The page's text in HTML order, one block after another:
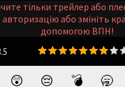
😲 😔 💣 🥱
тільки трейлер або
або змініть
допомогою ВПН!